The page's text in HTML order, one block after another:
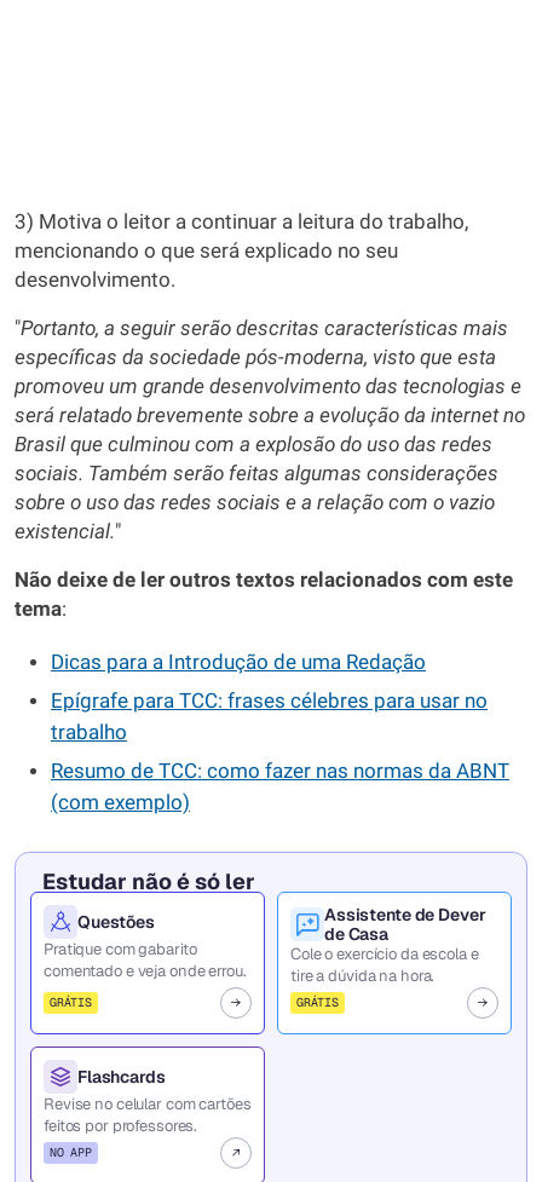
3) Motiva o leitor a continuar a leitura do trabalho,
mencionando o que será explicado no seu
desenvolvimento.
"Portanto, a seguir serão descritas características mais
específicas da sociedade pós-moderna, visto que esta
promoveu um grande desenvolvimento das tecnologias e
será relatado brevemente sobre a evolução da internet no
Brasil que culminou com a explosão do uso das redes
sociais. Também serão feitas algumas considerações
sobre o uso das redes sociais e a relação com o vazio
existencial."
Não deixe de ler outros textos relacionados com este
tema:
Dicas para a Introdução de uma Redação
Epígrafe para TCC: frases célebres para usar no
trabalho
Resumo de TCC: como fazer nas normas da ABNT
(com exemplo)
Estudar não é só ler
Questões
Pratique com gabarito
comentado e veja onde errou.
GRÁTIS
Assistente de Dever
de Casa
Cole o exercício da escola e
tire a dúvida na hora.
GRÁTIS
Flashcards
Revise no celular com cartões
feitos por professores.
NO APP